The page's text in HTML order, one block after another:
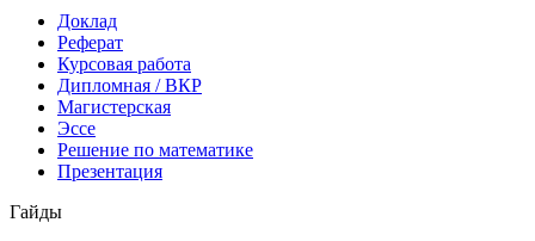
Доклад
Реферат
Курсовая работа
Дипломная / ВКР
Магистерская
Эссе
Решение по математике
Презентация
Гайды